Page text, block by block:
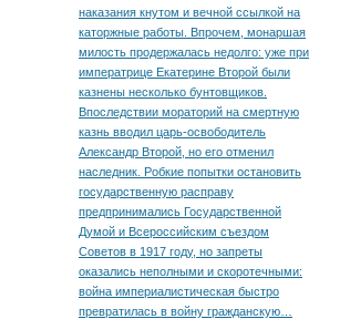
наказания кнутом и вечной ссылкой на
каторжные работы. Впрочем, монаршая
милость продержалась недолго: уже при
императрице Екатерине Второй были
казнены несколько бунтовщиков.
Впоследствии мораторий на смертную
казнь вводил царь-освободитель
Александр Второй, но его отменил
наследник. Робкие попытки остановить
государственную расправу
предпринимались Государственной
Думой и Всероссийским съездом
Советов в 1917 году, но запреты
оказались неполными и скоротечными:
война империалистическая быстро
превратилась в войну гражданскую…